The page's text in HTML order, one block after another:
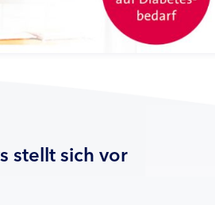
stellt sich vor